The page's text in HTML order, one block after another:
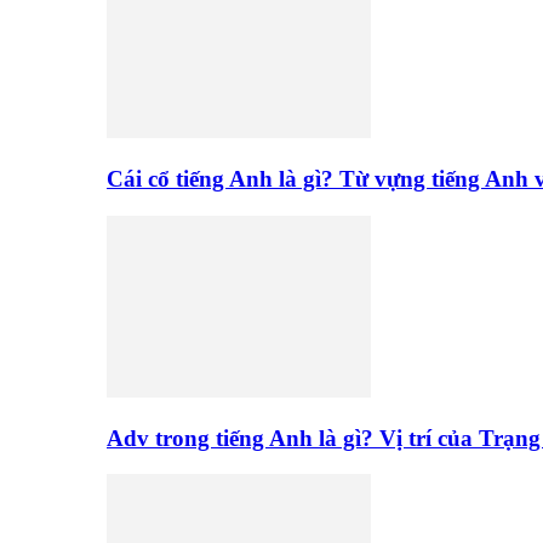
Cái cổ tiếng Anh là gì? Từ vựng tiếng Anh
Adv trong tiếng Anh là gì? Vị trí của